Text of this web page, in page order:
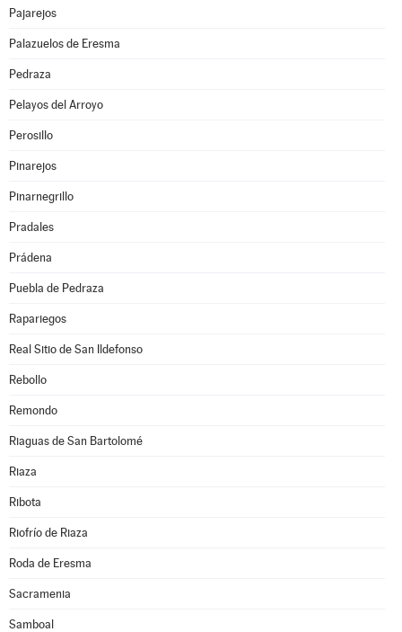
Pajarejos
Palazuelos de Eresma
Pedraza
Pelayos del Arroyo
Perosillo
Pinarejos
Pinarnegrillo
Pradales
Prádena
Puebla de Pedraza
Rapariegos
Real Sitio de San Ildefonso
Rebollo
Remondo
Riaguas de San Bartolomé
Riaza
Ribota
Riofrío de Riaza
Roda de Eresma
Sacramenia
Samboal